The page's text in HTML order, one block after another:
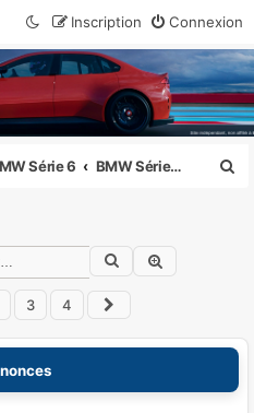
Connexion
Inscription
BMW
Série 6 BMW Série 6 E63
c
h
Rechercher
3 4